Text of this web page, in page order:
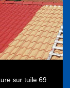
sur tuile 69